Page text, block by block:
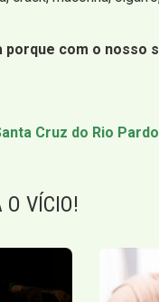
com o nosso
Cruz do Rio
O VÍCIO!